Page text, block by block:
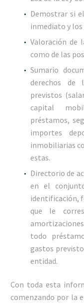
Demostrar si
inmediato y los
Valoración de
como de las
Sumario
derechos de
previstos
capital
préstamos,
importes
inmobiliarias
estas.
Directorio de
en el
identificación,
que le
todo
gastos
entidad.
Con toda esta
comenzando por la